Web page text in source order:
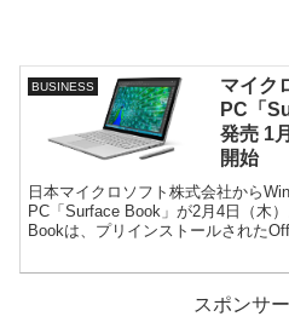
BUSINESS
マイク
PC「
発売 1
開始
日本マイクロソフト株式会社から
PC「Surface Book」が2月4日（木
Bookは、プリインストールされた
スポンサ